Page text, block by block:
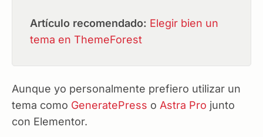
Artículo recomendado: Elegir bien un
tema en ThemeForest
Aunque yo personalmente prefiero utilizar un
tema como GeneratePress o Astra Pro junto
con Elementor.